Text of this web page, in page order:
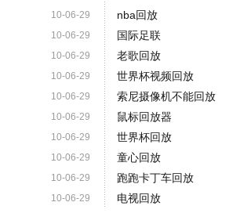
10-06-29
10-06-29
10-06-29
10-06-29
10-06-29
10-06-29
10-06-29
10-06-29
10-06-29
10-06-29
nba回放
国际足联
老歌回放
世界杯视频回放
索尼摄像机不能回放
鼠标回放器
世界杯回放
童心回放
跑跑卡丁车回放
电视回放